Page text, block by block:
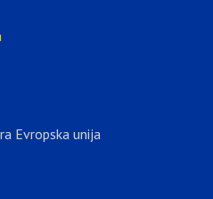
Evropska unija